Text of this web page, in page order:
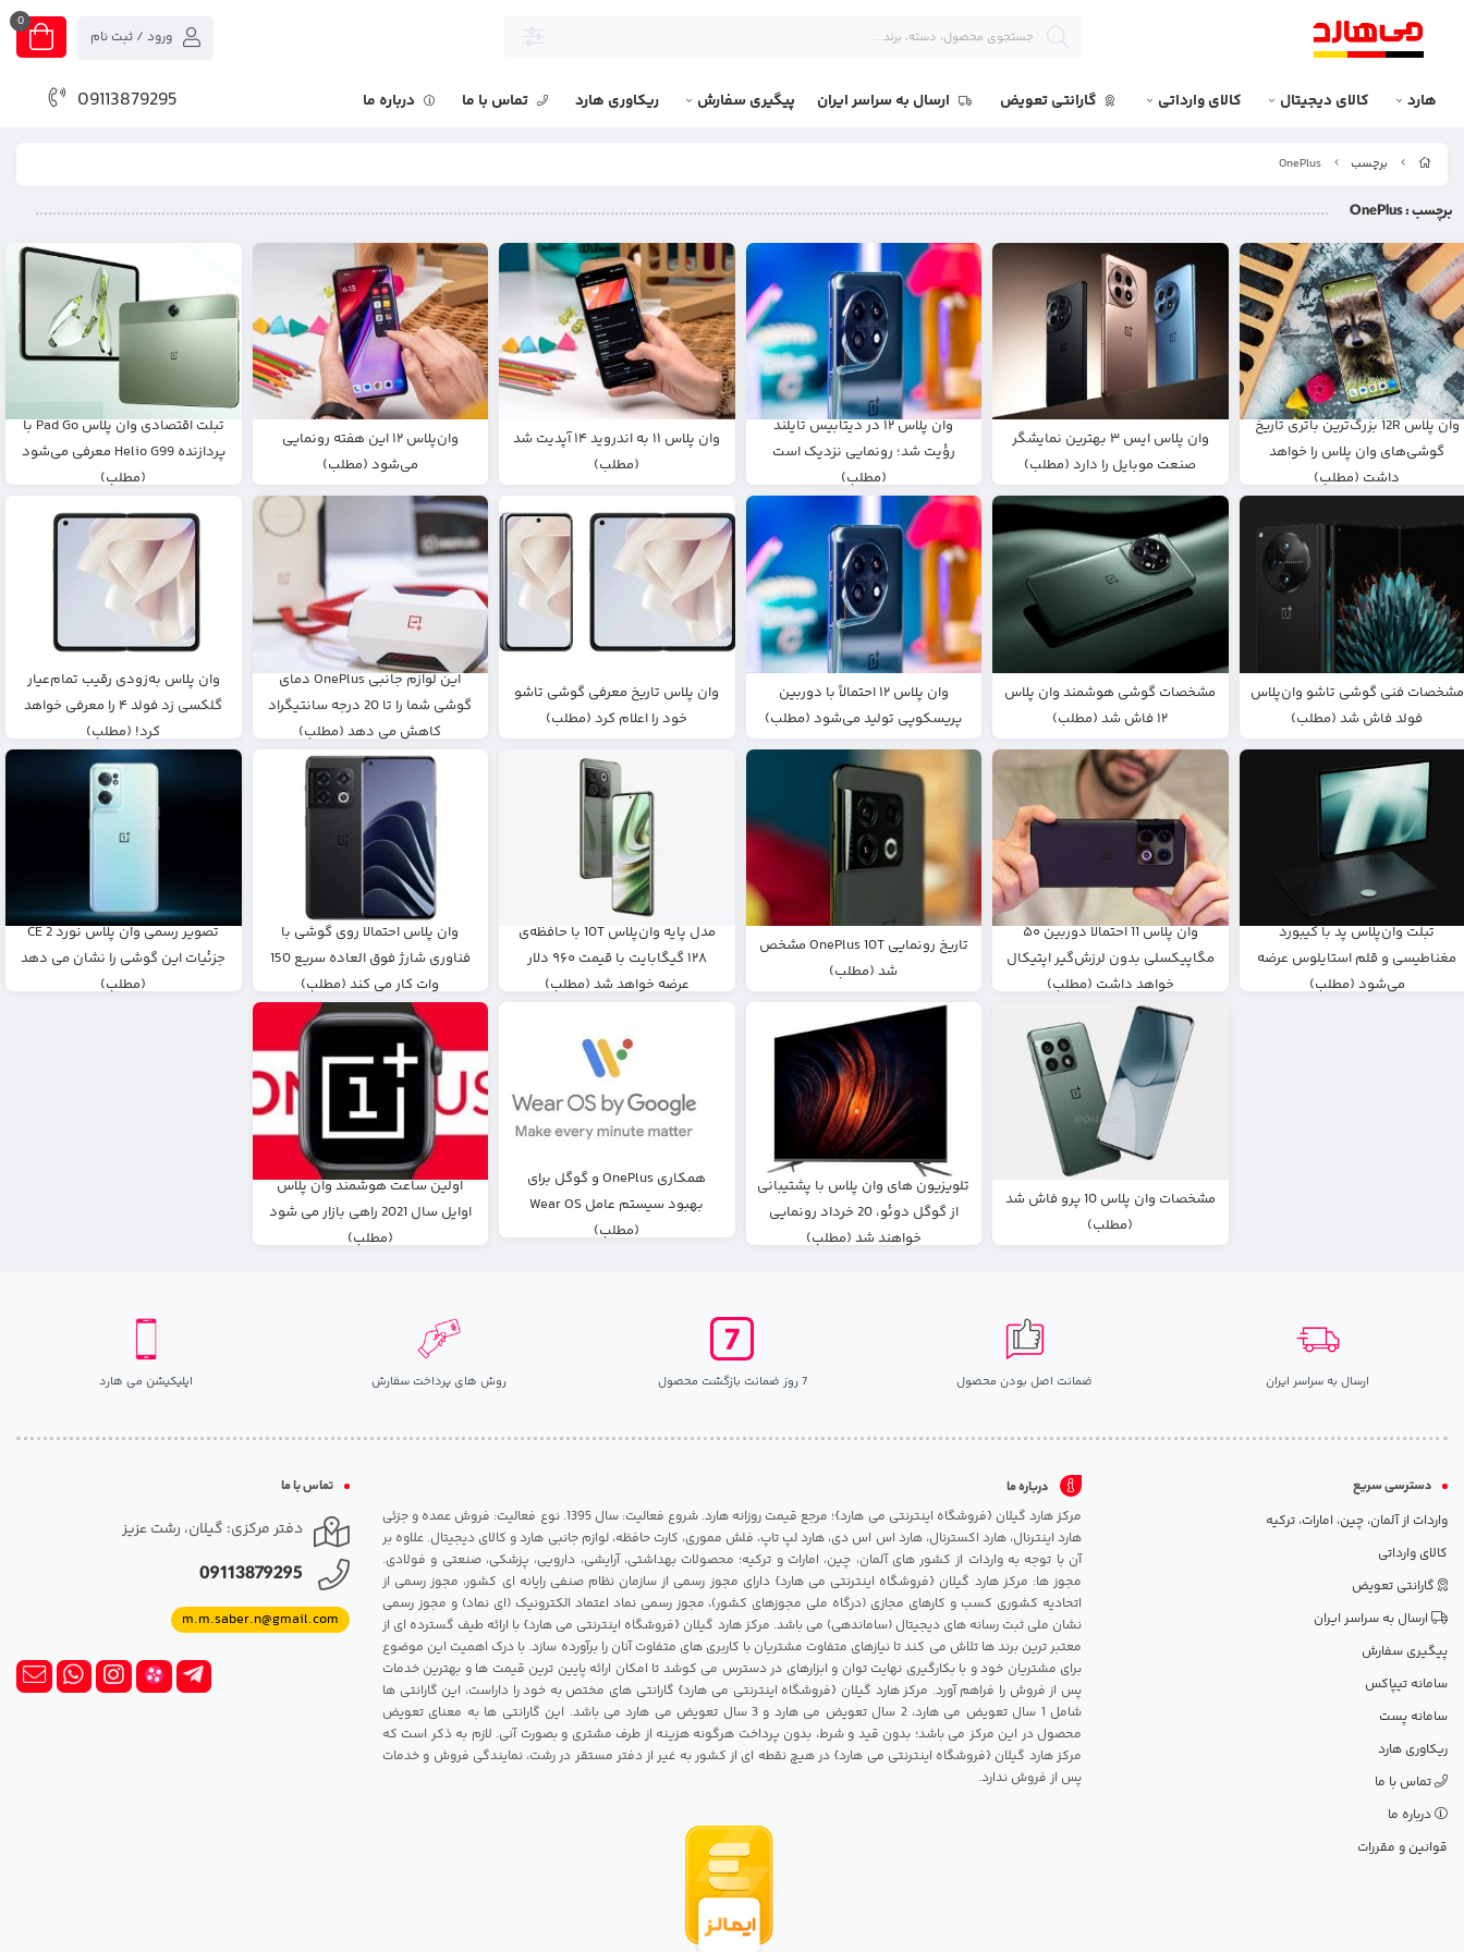
0
ورود / ثبت نام
هارد کالای دیجیتال کالای وارداتی گارانتی تعویض ارسال به سراسر ایران پیگیری سفارش ریکاوری هارد تماس با ما درباره ما 09113879295
برچسب OnePlus
برچسب: OnePlus
وان پلاس 12R بزرگ‌ترین باتری تاریخ
گوشی‌های وان پلاس را خواهد
داشت (مطلب)
وان پلاس ایس ۳ بهترین نمایشگر
صنعت موبایل را دارد (مطلب)
وان پلاس ۱۲ در دیتابیس تایلند
رؤیت شد؛ رونمایی نزدیک است
(مطلب)
وان پلاس ۱۱ به اندروید ۱۴ آپدیت شد
(مطلب)
وان‌پلاس ۱۲ این هفته رونمایی
می‌شود (مطلب)
تبلت اقتصادی وان‌ پلاس Pad Go با
پردازنده Helio G99 معرفی می‌شود
(مطلب)
مشخصات فنی گوشی تاشو وان‌پلاس
فولد فاش شد (مطلب)
مشخصات گوشی هوشمند وان پلاس
۱۲ فاش شد (مطلب)
وان پلاس ۱۲ احتمالاً با دوربین
پریسکوپی تولید می‌شود (مطلب)
وان‌ پلاس تاریخ معرفی گوشی‌ تاشو
خود را اعلام کرد (مطلب)
این لوازم جانبی OnePlus دمای
گوشی شما را تا 20 درجه سانتیگراد
کاهش می دهد (مطلب)
وان‌ پلاس به‌زودی رقیب تمام‌عیار
گلکسی زد فولد ۴ را معرفی خواهد
کرد! (مطلب)
تبلت وان‌پلاس پد با کیبورد
مغناطیسی و قلم استایلوس عرضه
می‌شود (مطلب)
وان پلاس 11 احتمالا دوربین ۵۰
مگاپیکسلی بدون لرزش‌گیر اپتیکال
خواهد داشت (مطلب)
تاریخ رونمایی OnePlus 10T مشخص
شد (مطلب)
مدل پایه وان‌پلاس 10T با حافظه‌ی
۱۲۸ گیگابایت با قیمت ۹۶۰ دلار
عرضه خواهد شد (مطلب)
وان پلاس احتمالا روی گوشی با
فناوری شارژ فوق العاده سریع 150
وات کار می کند (مطلب)
تصویر رسمی وان پلاس نورد CE 2
جزئیات این گوشی را نشان می دهد
(مطلب)
مشخصات وان پلاس 10 پرو فاش شد
(مطلب)
تلویزیون های وان پلاس با پشتیبانی
از گوگل دوئو، 20 خرداد رونمایی
خواهند شد (مطلب)
همکاری OnePlus و گوگل برای
بهبود سیستم عامل Wear OS
(مطلب)
اولین ساعت هوشمند وان پلاس
اوایل سال 2021 راهی بازار می شود
(مطلب)
ارسال به سراسر ایران ضمانت اصل بودن محصول 7 روز ضمانت بازگشت محصول روش های پرداخت سفارش اپلیکیشن می هارد
دسترسی سریع
واردات از آلمان، چین، امارات، ترکیه
کالای وارداتی
گارانتی تعویض
ارسال به سراسر ایران
پیگیری سفارش
سامانه تیپاکس
سامانه پست
ریکاوری هارد
تماس با ما
درباره ما
قوانین و مقررات
درباره ما
مرکز هارد گیلان {فروشگاه اینترنتی می هارد}؛ مرجع قیمت روزانه هارد. شروع فعالیت: سال 1395. نوع فعالیت: فروش عمده و جزئی
هارد اینترنال، هارد اکسترنال، هارد اس اس دی، هارد لپ تاپ، فلش مموری، کارت حافظه، لوازم جانبی هارد و کالای دیجیتال. علاوه بر
آن با توجه به واردات از کشور های آلمان، چین، امارات و ترکیه؛ محصولات بهداشتی، آرایشی، دارویی، پزشکی، صنعتی و فولادی.
مجوز ها: مرکز هارد گیلان {فروشگاه اینترنتی می هارد} دارای مجوز رسمی از سازمان نظام صنفی رایانه ای کشور، مجوز رسمی از
اتحادیه کشوری کسب و کارهای مجازی (درگاه ملی مجوزهای کشور)، مجوز رسمی نماد اعتماد الکترونیک (ای نماد) و مجوز رسمی
نشان ملی ثبت رسانه های دیجیتال (ساماندهی) می باشد. مرکز هارد گیلان {فروشگاه اینترنتی می هارد} با ارائه طیف گسترده ای از
معتبر ترین برند ها تلاش می کند تا نیازهای متفاوت مشتریان با کاربری های متفاوت آنان را برآورده سازد. با درک اهمیت این موضوع
برای مشتریان خود و با بکارگیری نهایت توان و ابزارهای در دسترس می کوشد تا امکان ارائه پایین ترین قیمت ها و بهترین خدمات
پس از فروش را فراهم آورد. مرکز هارد گیلان {فروشگاه اینترنتی می هارد} گارانتی های مختص به خود را داراست، این گارانتی ها
شامل 1 سال تعویض می هارد، 2 سال تعویض می هارد و 3 سال تعویض می هارد می باشد. این گارانتی ها به معنای تعویض
محصول در این مرکز می باشد؛ بدون قید و شرط، بدون پرداخت هرگونه هزینه از طرف مشتری و بصورت آنی. لازم به ذکر است که
مرکز هارد گیلان {فروشگاه اینترنتی می هارد} در هیچ نقطه ای از کشور به غیر از دفتر مستقر در رشت، نمایندگی فروش و خدمات
پس از فروش ندارد.
تماس با ما
دفتر مرکزی: گیلان، رشت عزیز
09113879295
m.m.saber.n@gmail.com